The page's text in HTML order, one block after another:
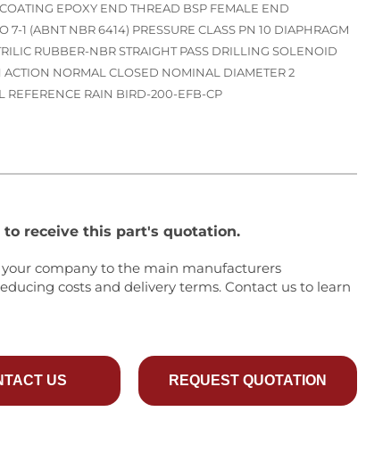
EPOXY END THREAD BSP FEMALE END
7-1 (ABNT NBR 6414) PRESSURE CLASS PN 10 DIAPHRAGM
RUBBER-NBR STRAIGHT PASS DRILLING SOLENOID
ACTION NORMAL CLOSED NOMINAL DIAMETER 2
REFERENCE RAIN BIRD-200-EFB-CP
to receive this part's quotation.
company to the main manufacturers
costs and delivery terms. Contact us to learn
US REQUEST QUOTATION